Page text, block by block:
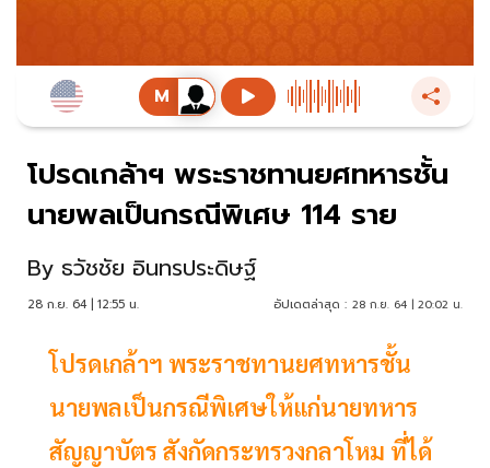
โปรดเกล้าฯ พระราชทานยศทหารชั้น
นายพลเป็นกรณีพิเศษ 114 ราย
By ธวัชชัย อินทรประดิษฐ์
28 ก.ย. 64 | 12:55 น. อัปเดตล่าสุด : 28 ก.ย. 64 | 20:02 น.
โปรดเกล้าฯ พระราชทานยศทหารชั้น
นายพลเป็นกรณีพิเศษให้แก่นายทหาร
สัญญาบัตร สังกัดกระทรวงกลาโหม ที่ได้